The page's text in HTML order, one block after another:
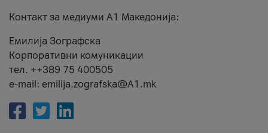
Контакт за медиуми А1 Македонија:
Емилија Зографска
Корпоративни комуникации
тел. ++389 75 400505
e-mail: emilija.zografska@A1.mk